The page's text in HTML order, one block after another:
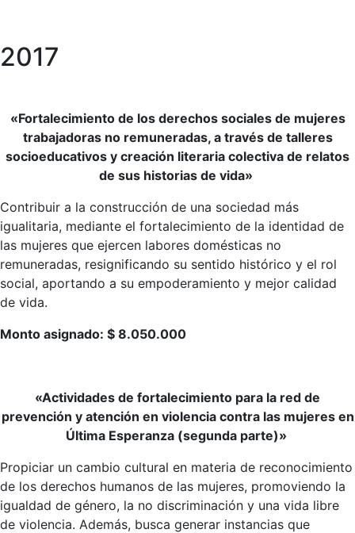
2017
«Fortalecimiento de los derechos sociales de mujeres
trabajadoras no remuneradas, a través de talleres
socioeducativos y creación literaria colectiva de relatos
de sus historias de vida»
Contribuir a la construcción de una sociedad más
igualitaria, mediante el fortalecimiento de la identidad de
las mujeres que ejercen labores domésticas no
remuneradas, resignificando su sentido histórico y el rol
social, aportando a su empoderamiento y mejor calidad
de vida.
Monto asignado: $ 8.050.000
«Actividades de fortalecimiento para la red de
prevención y atención en violencia contra las mujeres en
Última Esperanza (segunda parte)»
Propiciar un cambio cultural en materia de reconocimiento
de los derechos humanos de las mujeres, promoviendo la
igualdad de género, la no discriminación y una vida libre
de violencia. Además, busca generar instancias que